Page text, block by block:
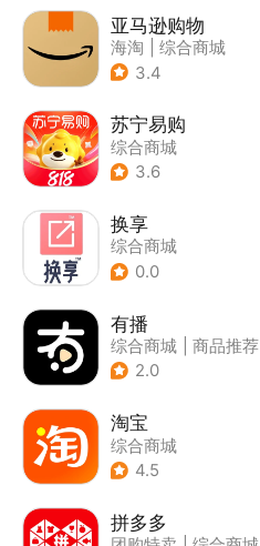
亚马逊购物
海淘
综合商城
3.4
苏宁易购
综合商城
3.6
换享
综合商城
0.0
有播
综合商城
商品推荐
2.0
淘宝
综合商城
4.5
拼多多